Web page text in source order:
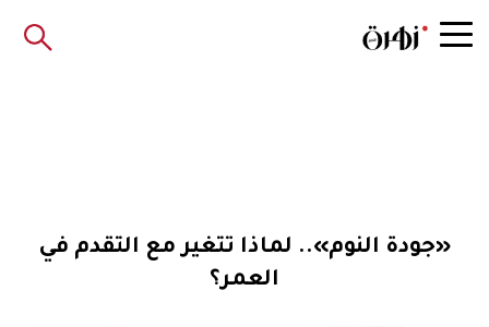
‫«جودة النوم».. لماذا تتغير مع التقدم في
العمر؟